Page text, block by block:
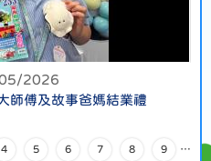
2026
師傅及故事爸媽結業禮
4 5 6 7 8 9 …